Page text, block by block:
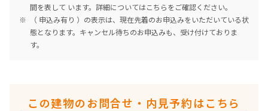
間を表して います。詳細についてはこちらをご確認ください。
（ 申込み有り ）の表示は、現在先着のお申込みをいただいている状
態となります。キャンセル待ちのお申込みも、受け付けておりま
す。
この建物のお問合せ・内見予約はこちら